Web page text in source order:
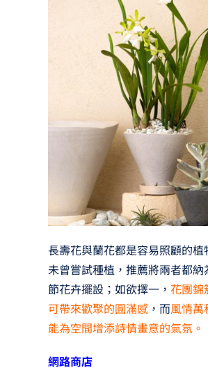
長壽花與蘭花都是容易照顧的植
未曾嘗試種植，推薦將兩者都
節花卉擺設；如欲擇一， 花團錦
可帶來歡聚的圓滿感，而風情萬
能為空間增添詩情畫意的氣氛。
網路商店